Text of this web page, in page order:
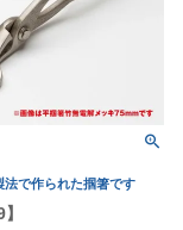
法で作られた掴箸です